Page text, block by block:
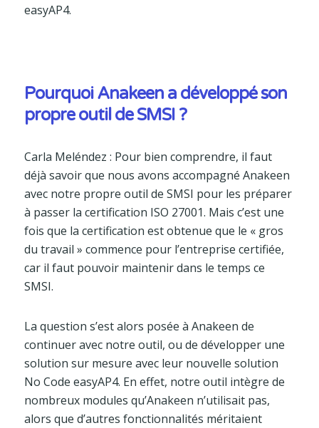
easyAP4.
Pourquoi Anakeen a développé son
propre outil de SMSI ?
Carla Meléndez : Pour bien comprendre, il faut
déjà savoir que nous avons accompagné Anakeen
avec notre propre outil de SMSI pour les préparer
à passer la certification ISO 27001. Mais c’est une
fois que la certification est obtenue que le « gros
du travail » commence pour l’entreprise certifiée,
car il faut pouvoir maintenir dans le temps ce
SMSI.
La question s’est alors posée à Anakeen de
continuer avec notre outil, ou de développer une
solution sur mesure avec leur nouvelle solution
No Code easyAP4. En effet, notre outil intègre de
nombreux modules qu’Anakeen n’utilisait pas,
alors que d’autres fonctionnalités méritaient